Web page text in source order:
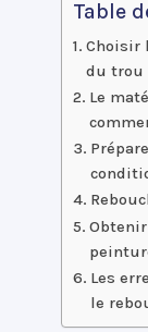
Table
Choisir
du trou
Le
Les
le